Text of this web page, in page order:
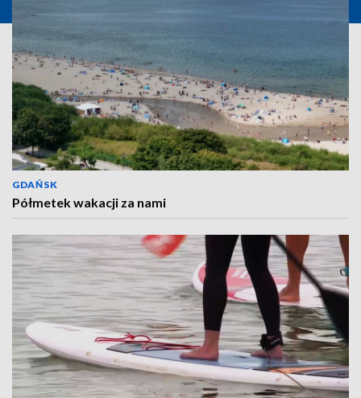
GDAŃSK
Półmetek wakacji za nami